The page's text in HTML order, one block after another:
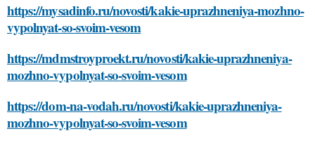
https://mysadinfo.ru/novosti/kakie-uprazhneniya-mozhno-
vypolnyat-so-svoim-vesom
https://mdmstroyproekt.ru/novosti/kakie-uprazhneniya-
mozhno-vypolnyat-so-svoim-vesom
https://dom-na-vodah.ru/novosti/kakie-uprazhneniya-
mozhno-vypolnyat-so-svoim-vesom